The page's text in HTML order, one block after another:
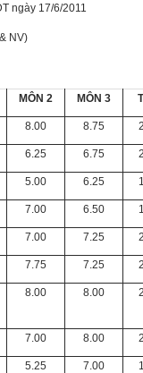
ngày 17/6/2011
NV)
MÔN 2 MÔN 3
8.00 8.75
6.25 6.75
5.00 6.25
7.00 6.50
7.00 7.25
7.75 7.25
8.00 8.00
7.00 8.00
5.25 7.00